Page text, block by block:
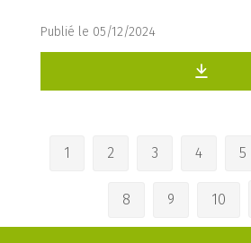
Publié le 05/12/2024
1 2 3 4 5
8 9 10